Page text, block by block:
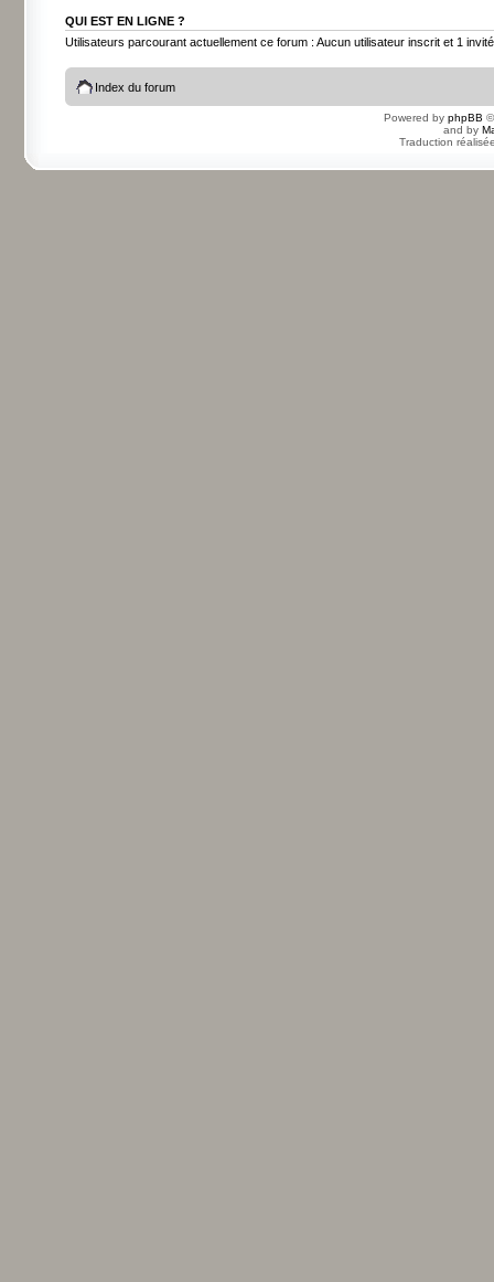
QUI EST EN LIGNE ?
Utilisateurs parcourant actuellement ce forum : Aucun utilisateur inscrit et 1 invité
Index du forum
Powered by phpBB
and by
Traduction